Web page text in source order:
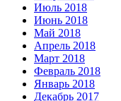
Июль 2018
Июнь 2018
Май 2018
Апрель 2018
Март 2018
Февраль 2018
Январь 2018
Декабрь 2017